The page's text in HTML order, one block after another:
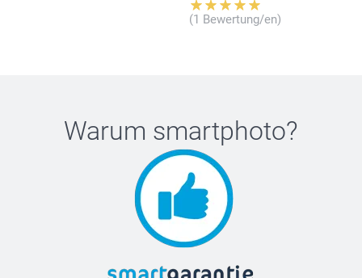
(1 Bewertung/en)
Warum smartphoto?